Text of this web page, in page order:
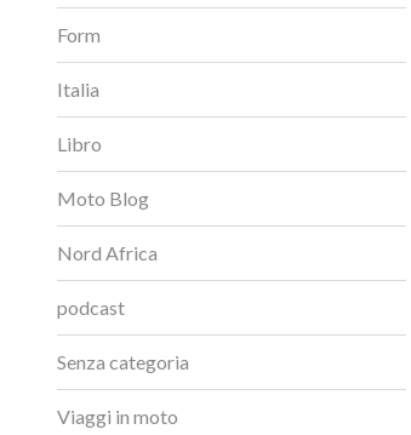
Form
Italia
Libro
Moto Blog
Nord Africa
podcast
Senza categoria
Viaggi in moto